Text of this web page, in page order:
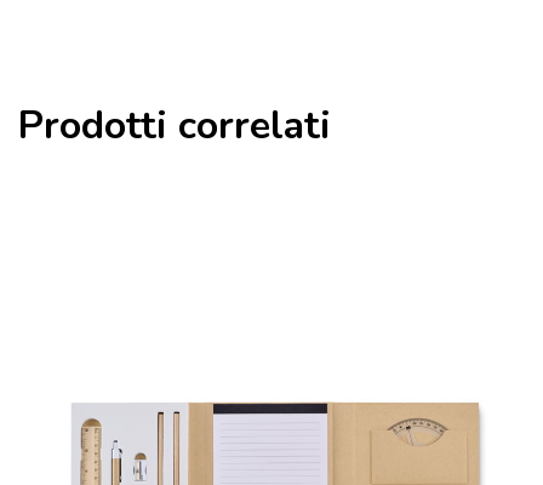
Prodotti correlati